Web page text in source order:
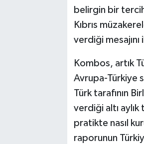
belirgin bir
Kıbrıs
verdiği
Kombos, artık
Avrupa-Türkiye
Türk tarafının
verdiği altı aylık
pratikte nasıl
raporunun